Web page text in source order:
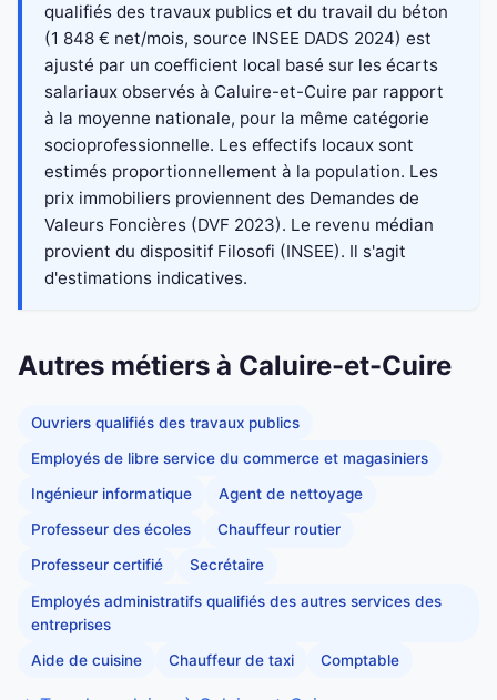
qualifiés des travaux publics et du travail du béton
(1 848 € net/mois, source INSEE DADS 2024) est
ajusté par un coefficient local basé sur les écarts
salariaux observés à Caluire-et-Cuire par rapport
à la moyenne nationale, pour la même catégorie
socioprofessionnelle. Les effectifs locaux sont
estimés proportionnellement à la population. Les
prix immobiliers proviennent des Demandes de
Valeurs Foncières (DVF 2023). Le revenu médian
provient du dispositif Filosofi (INSEE). Il s'agit
d'estimations indicatives.
Autres métiers à Caluire-et-Cuire
Ouvriers qualifiés des travaux publics
Employés de libre service du commerce et magasiniers
Ingénieur informatique Agent de nettoyage
Professeur des écoles Chauffeur routier
Professeur certifié Secrétaire
Employés administratifs qualifiés des autres services des
entreprises
Aide de cuisine Chauffeur de taxi Comptable